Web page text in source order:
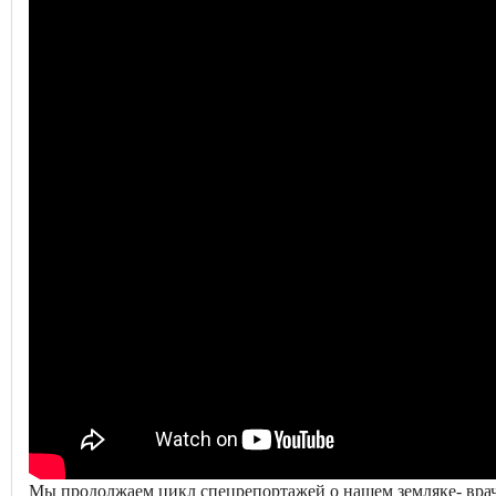
Мы продолжаем цикл спецрепортажей о нашем земляке-